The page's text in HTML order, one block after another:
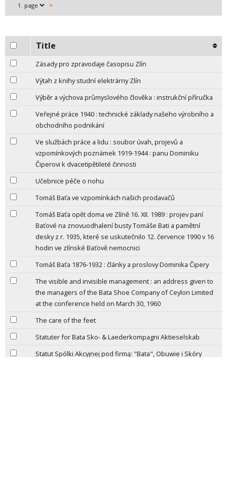
>
Title
Zásady pro zpravodaje časopisu Zlín
Výtah z knihy studní elektrárny Zlín
Výběr a výchova průmyslového člověka : instrukční příručka
Veřejné práce 1940 : technické základy našeho výrobního a
obchodního podnikání
Ve službách práce a lidu : soubor úvah, projevů a
vzpomínkových poznámek 1919-1944 : panu Dominiku
Čiperovi k dvacetipětileté činnosti
Učebnice péče o nohu
Tomáš Baťa ve vzpomínkách našich prodavačů
Tomáš Baťa opět doma ve Zlíně 16. XII. 1989 : projev paní
Baťové na znovuodhalení busty Tomáše Bati a pamětní
desky z r. 1935, které se uskutečnilo 12. července 1990 v 16
hodin ve zlínské Baťově nemocnici
Tomáš Baťa 1876-1932 : články a proslovy Dominika Čipery
The visible and invisible management : an address given to
the managers of the Bata Shoe Company of Ceylon Limited
at the conference held on March 30, 1960
The care of the feet
Statuter for Bata Sko- & Laederkompagni Aktieselskab
Statut Spólki Akcyjnej pod firmą: "Bata", Obuwie i Skóry